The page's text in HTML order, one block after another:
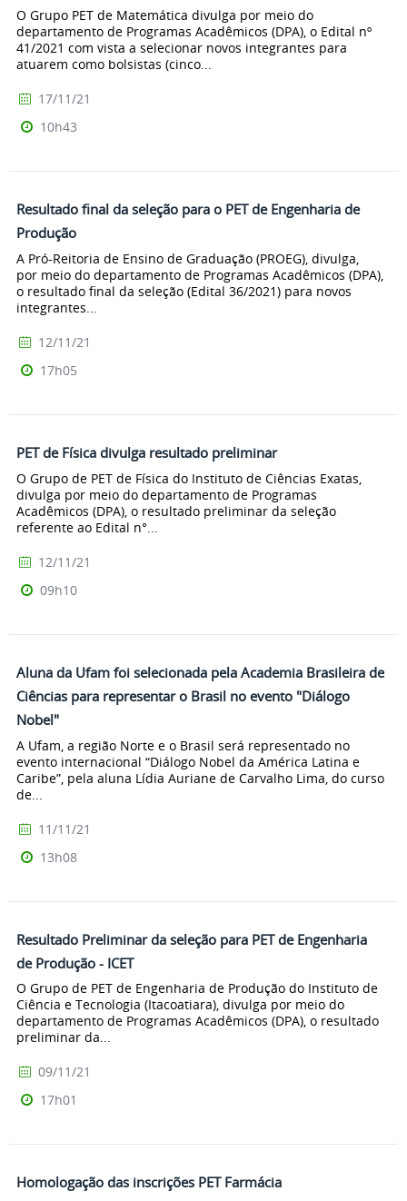
O Grupo PET de Matemática divulga por meio do
departamento de Programas Acadêmicos (DPA), o Edital nº
41/2021 com vista a selecionar novos integrantes para
atuarem como bolsistas (cinco...
17/11/21
10h43
Resultado final da seleção para o PET de Engenharia de
Produção
A Pró-Reitoria de Ensino de Graduação (PROEG), divulga,
por meio do departamento de Programas Acadêmicos (DPA),
o resultado final da seleção (Edital 36/2021) para novos
integrantes...
12/11/21
17h05
PET de Física divulga resultado preliminar
O Grupo de PET de Física do Instituto de Ciências Exatas,
divulga por meio do departamento de Programas
Acadêmicos (DPA), o resultado preliminar da seleção
referente ao Edital n°...
12/11/21
09h10
Aluna da Ufam foi selecionada pela Academia Brasileira de
Ciências para representar o Brasil no evento "Diálogo
Nobel"
A Ufam, a região Norte e o Brasil será representado no
evento internacional “Diálogo Nobel da América Latina e
Caribe”, pela aluna Lídia Auriane de Carvalho Lima, do curso
de...
11/11/21
13h08
Resultado Preliminar da seleção para PET de Engenharia
de Produção - ICET
O Grupo de PET de Engenharia de Produção do Instituto de
Ciência e Tecnologia (Itacoatiara), divulga por meio do
departamento de Programas Acadêmicos (DPA), o resultado
preliminar da...
09/11/21
17h01
Homologação das inscrições PET Farmácia